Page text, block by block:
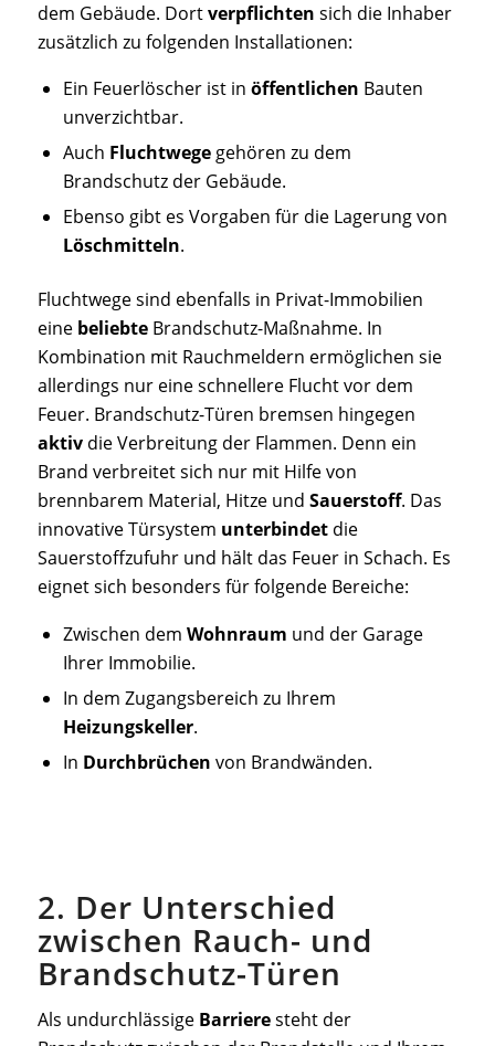
dem Gebäude. Dortverpflichten sich die Inhaber
zusätzlich zu folgenden Installationen:
Ein Feuerlöscher ist in öffentlichen Bauten
unverzichtbar.
Auch Fluchtwegegehören zu dem
Brandschutz der Gebäude.
Ebenso gibt es Vorgaben für die Lagerung von
Löschmitteln.
Fluchtwege sind ebenfalls in Privat-Immobilien
eine beliebteBrandschutz-Maßnahme. In
Kombination mit Rauchmeldern ermöglichen sie
allerdings nur eine schnellere Flucht vor dem
Feuer. Brandschutz-Türen bremsen hingegen
aktivdie Verbreitung der Flammen. Denn ein
Brand verbreitet sich nur mit Hilfe von
brennbarem Material, Hitze und Sauerstoff. Das
innovative Türsystem unterbindetdie
Sauerstoffzufuhr und hält das Feuer in Schach. Es
eignet sich besonders für folgende Bereiche:
Zwischen dem Wohnraum und der Garage
Ihrer Immobilie.
In dem Zugangsbereich zu Ihrem
Heizungskeller.
In Durchbrüchen von Brandwänden.
2. Der Unterschied
zwischen Rauch- und
Brandschutz-Türen
Als undurchlässige Barrieresteht der